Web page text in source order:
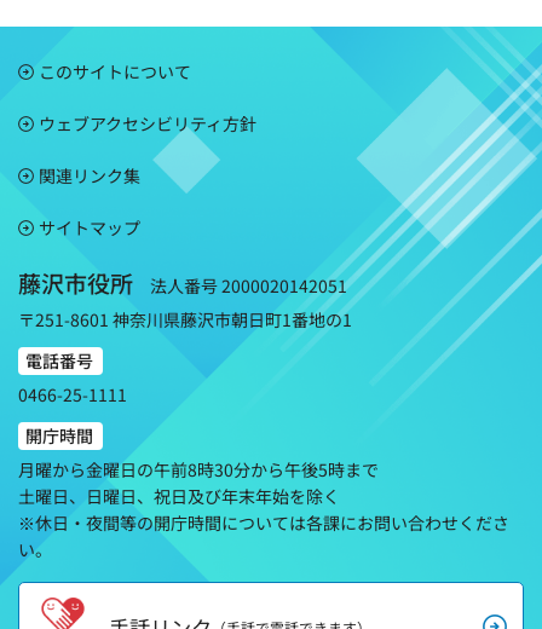
このサイトについて
ウェブアクセシビリティ方針
関連リンク集
サイトマップ
藤沢市役所
法人番号 2000020142051
〒251-8601 神奈川県藤沢市朝日町1番地の1
電話番号
0466-25-1111
開庁時間
月曜から金曜日の午前8時30分から午後5時まで
土曜日、日曜日、祝日及び年末年始を除く
※休日・夜間等の開庁時間については各課にお問い合わせくださ
い。